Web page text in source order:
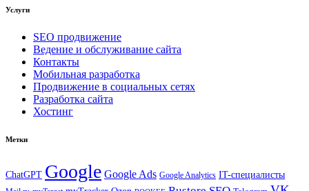
Услуги
SEO продвижение
Ведение и обслуживание сайта
Контакты
Мобильная разработка
Продвижение в социальных сетях
Разработка сайта
Хостинг
Метки
ChatGPT Google Google Ads Google Analytics IT-специалисты